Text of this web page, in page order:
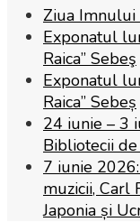
Ziua Imnului
Exponatul
Raica” Sebeş
Exponatul
Raica” Sebeș
24 iunie – 3
Bibliotecii de
7 iunie
muzicii, Carl
Japonia și